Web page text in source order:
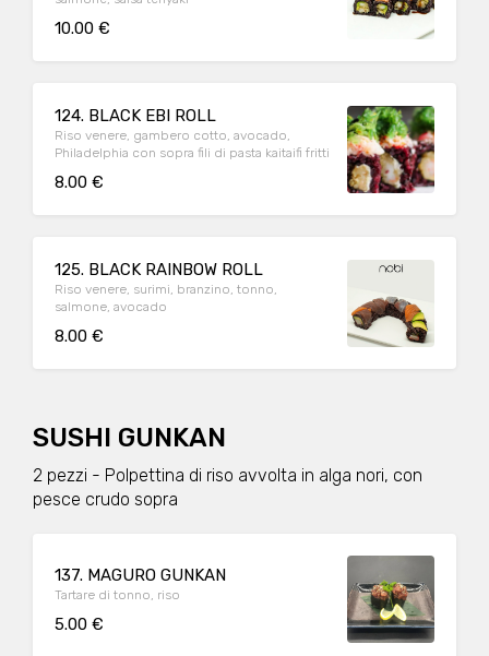
10.00 €
124. BLACK EBI ROLL
Riso venere, gambero cotto, avocado,
Philadelphia con sopra fili di pasta kaitaifi fritti
8.00 €
125. BLACK RAINBOW ROLL
Riso venere, surimi, branzino, tonno,
salmone, avocado
8.00 €
SUSHI GUNKAN
2 pezzi - Polpettina di riso avvolta in alga nori, con
pesce crudo sopra
137. MAGURO GUNKAN
Tartare di tonno, riso
5.00 €